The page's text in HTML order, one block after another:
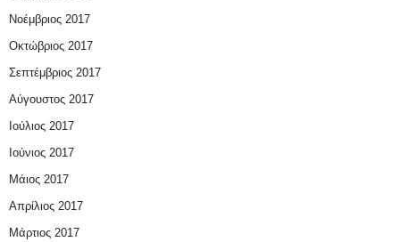
Νοέμβριος 2017
Οκτώβριος 2017
Σεπτέμβριος 2017
Αύγουστος 2017
Ιούλιος 2017
Ιούνιος 2017
Μάιος 2017
Απρίλιος 2017
Μάρτιος 2017